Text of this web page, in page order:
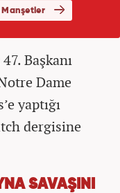
Başkanı
Dame
yaptığı
dergisine
SAVAŞINI